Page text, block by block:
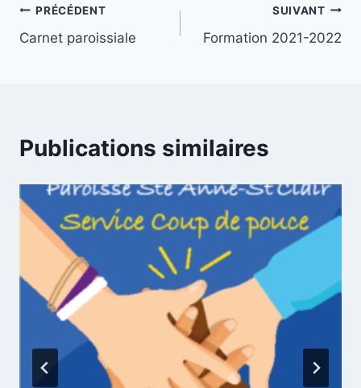
Navigation
de
PRÉCÉDENT
Carnet paroissiale
SUIVANT
Formation 2021-2022
Publications similaires